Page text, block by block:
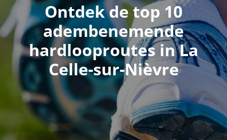
Ontdek de top 10
adembenemende
hardlooproutes in La
Celle-sur-Nièvre